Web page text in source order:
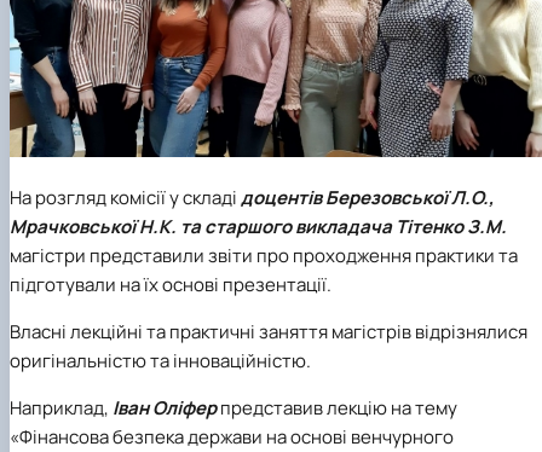
На розгляд комісії у складідоцентів Березовської Л.О.,
Мрачковської Н.К. та старшого викладача Тітенко З.М.
магістри представили звіти про проходження практики та
підготували на їх основі презентації.
Власні лекційні та практичні заняття магістрів відрізнялися
оригінальністю та інноваційністю.
Наприклад, ІванОліферпредставив лекцію на тему
«Фінансова безпека держави на основі венчурного